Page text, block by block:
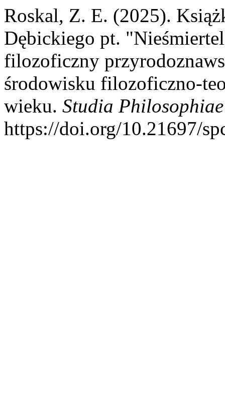
Roskal, Z. E. (2025).
Dębickiego pt.
filozoficzny
środowisku filozoficzno-
wieku. Studia
https://doi.org/10.21697/